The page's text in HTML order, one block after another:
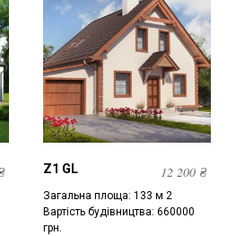
Z1 GL 12 200 ₴
Загальна площа: 133 м 2
Вартість будівництва: 660000
грн.